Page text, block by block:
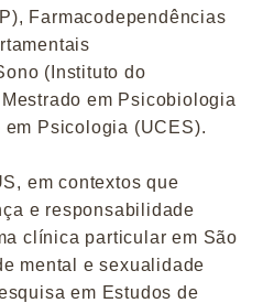
Farmacodependências
(Instituto do
em Psicobiologia
Psicologia (UCES).
em contextos que
e responsabilidade
clínica particular em São
mental e sexualidade
em Estudos de